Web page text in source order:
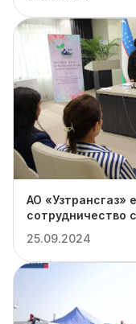
АО «Узтрансгаз»
сотрудничество
25.09.2024